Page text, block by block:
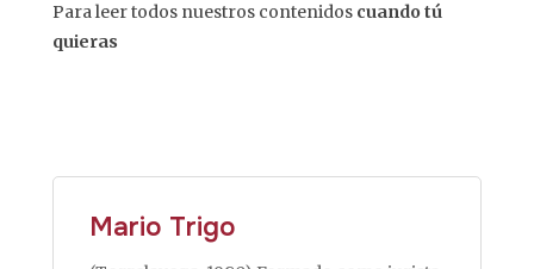
Para leer todos nuestros contenidos cuando tú
quieras
Mario Trigo